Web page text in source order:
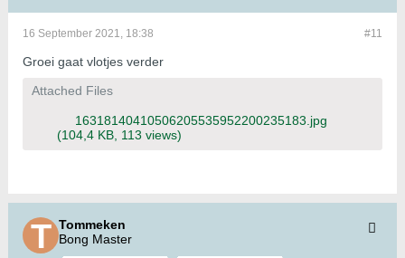
#11
16 September 2021, 18:38
Groei gaat vlotjes verder
Attached Files
16318140410506205535952200235183.jpg
(104,4 KB, 113 views)
Tommeken
Bong Master